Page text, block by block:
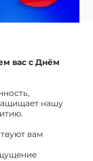
вас с Днём
нашу
вам